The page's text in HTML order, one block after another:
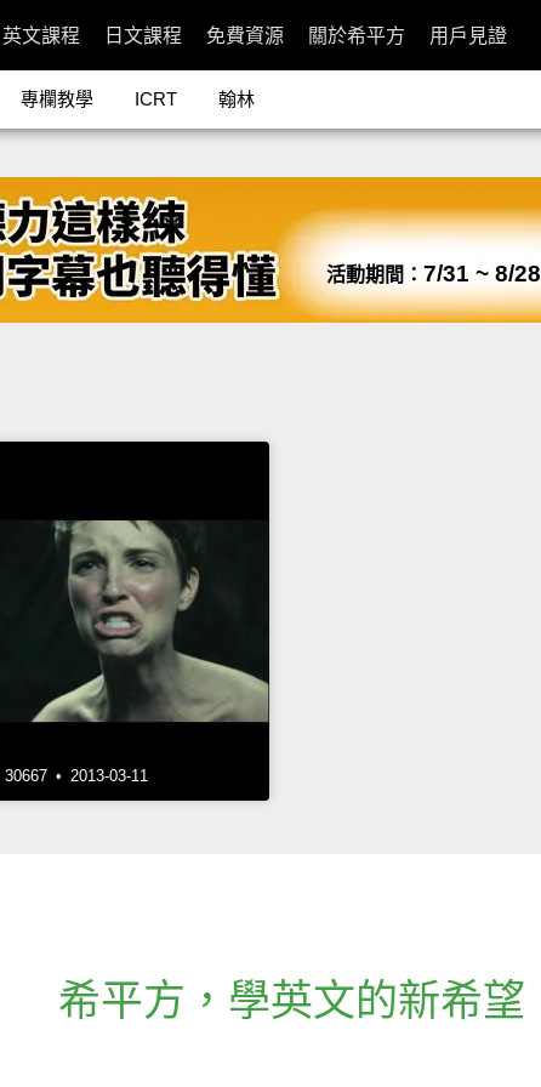
英文課程 日文課程 免費資源 關於希平方 用戶見證
專欄教學 ICRT 翰林
活動期間： 7/31 ~ 8/28
• 2013-03-11
希平方 ， 學英文的新希望